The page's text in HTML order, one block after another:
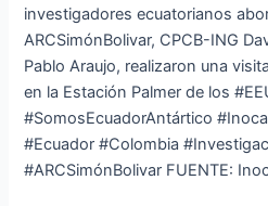
investigadores ecuatorianos
ARCSimónBolivar, CPCB-ING
Pablo Araujo, realizaron una
en la Estación Palmer de los
#SomosEcuadorAntártico
#Ecuador #Colombia
#ARCSimónBolivar FUENTE: